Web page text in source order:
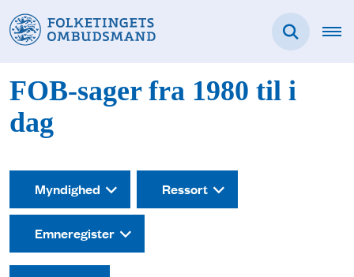
FOB-sager fra 1980 til i
dag
Myndighed Ressort
Emneregister